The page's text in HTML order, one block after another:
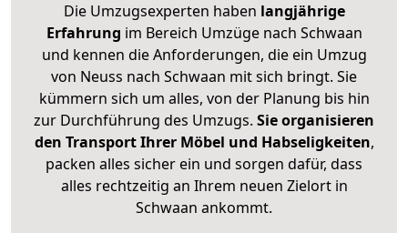
Die Umzugsexperten haben langjährige
Erfahrung im Bereich Umzüge nach Schwaan
und kennen die Anforderungen, die ein Umzug
von Neuss nach Schwaan mit sich bringt. Sie
kümmern sich um alles, von der Planung bis hin
zur Durchführung des Umzugs. Sie organisieren
den Transport Ihrer Möbel und Habseligkeiten,
packen alles sicher ein und sorgen dafür, dass
alles rechtzeitig an Ihrem neuen Zielort in
Schwaan ankommt.